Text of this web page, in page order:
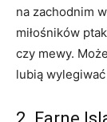
na zachodnim
miłośników
czy mewy.
lubią